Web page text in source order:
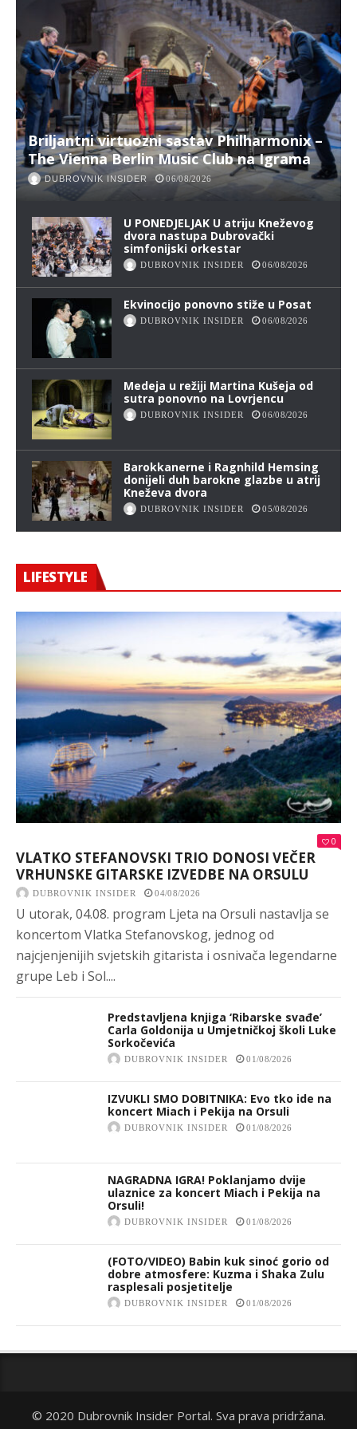
Briljantni virtuozni sastav Philharmonix –
The Vienna Berlin Music Club na Igrama
DUBROVNIK INSIDER 06/08/2026
U PONEDJELJAK U atriju Kneževog
dvora nastupa Dubrovački
simfonijski orkestar
DUBROVNIK INSIDER 06/08/2026
Ekvinocijo ponovno stiže u Posat
DUBROVNIK INSIDER 06/08/2026
Medeja u režiji Martina Kušeja od
sutra ponovno na Lovrjencu
DUBROVNIK INSIDER 06/08/2026
Barokkanerne i Ragnhild Hemsing
donijeli duh barokne glazbe u atrij
Kneževa dvora
DUBROVNIK INSIDER 05/08/2026
LIFESTYLE
0
VLATKO STEFANOVSKI TRIO DONOSI VEČER
VRHUNSKE GITARSKE IZVEDBE NA ORSULU
DUBROVNIK INSIDER 04/08/2026
U utorak, 04.08. program Ljeta na Orsuli nastavlja se
koncertom Vlatka Stefanovskog, jednog od
najcjenjenijih svjetskih gitarista i osnivača legendarne
grupe Leb i Sol....
Predstavljena knjiga ‘Ribarske svađe’
Carla Goldonija u Umjetničkoj školi Luke
Sorkočevića
DUBROVNIK INSIDER 01/08/2026
IZVUKLI SMO DOBITNIKA: Evo tko ide na
koncert Miach i Pekija na Orsuli
DUBROVNIK INSIDER 01/08/2026
NAGRADNA IGRA! Poklanjamo dvije
ulaznice za koncert Miach i Pekija na
Orsuli!
DUBROVNIK INSIDER 01/08/2026
(FOTO/VIDEO) Babin kuk sinoć gorio od
dobre atmosfere: Kuzma i Shaka Zulu
rasplesali posjetitelje
DUBROVNIK INSIDER 01/08/2026
© 2020 Dubrovnik Insider Portal. Sva prava pridržana.